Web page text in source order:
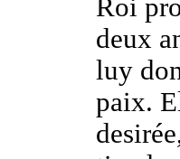
Roi
deux
luy
paix.